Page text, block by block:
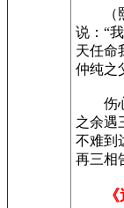
（熙
说：“
天任命
仲纯之
伤心
之余遇
不难到
再三相